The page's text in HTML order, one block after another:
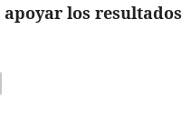
apoyar los resultados